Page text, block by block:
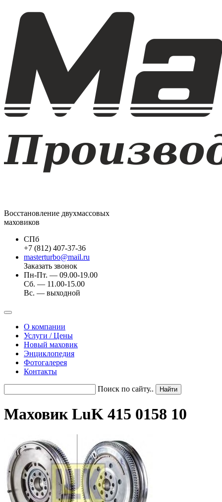
Восстановление двухмассовых
маховиков
СПб
+7 (812) 407-37-36
masterturbo@mail.ru
Заказать звонок
Пн-Пт. — 09.00-19.00
Сб. — 11.00-15.00
Вс. — выходной
О компании
Услуги / Цены
Новый маховик
Энциклопедия
Фотогалерея
Контакты
Поиск по сайту..
Маховик LuK 415 0158 10